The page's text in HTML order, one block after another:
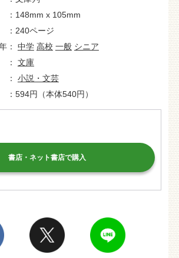
148mm x 105mm
240ページ
中学 高校 一般 シニア
文庫
小説・文芸
594円（本体540円）
書店・ネット書店で購入